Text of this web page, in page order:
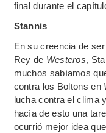
final durante el
Stannis
En su creencia de
Rey de Westeros,
muchos sabíamos
contra los Boltons en
lucha contra el clima
hacía de esto una
ocurrió mejor idea